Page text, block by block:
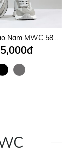
Giày Thể Thao Nam MWC 5860 - Giày Thể Thao Sneaker Nam Cổ Thấp, Mũi Tròn Bo Gọn Năng Động, Trẻ Trung, Thời Trang.